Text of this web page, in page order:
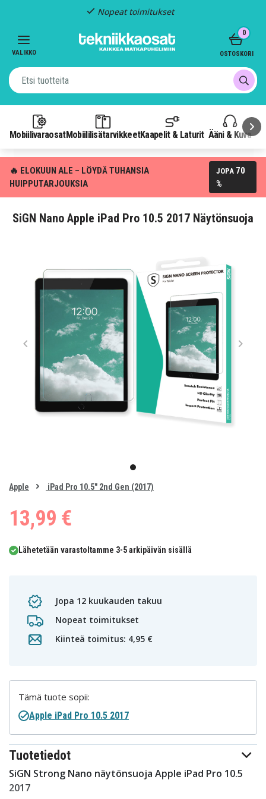
Nopeat toimitukset
VALIKKO
MobiilivaraosatMobiililisätarvikkeetKaapelit & Laturit Ääni & Kuva
0
OSTOSKORI
🔥 ELOKUUN ALE – LÖYDÄ TUHANSIA
HUIPPUTARJOUKSIA
JOPA 70
%
SiGN Nano Apple iPad Pro 10.5 2017 Näytönsuoja
item
0
of
Apple iPad Pro 10.5" 2nd Gen (2017)
13,99 €
Lähetetään varastoltamme 3-5 arkipäivän sisällä
Jopa 12 kuukauden takuu
Nopeat toimitukset
Kiinteä toimitus: 4,95 €
Tuotetiedot
SiGN Strong Nano näytönsuoja Apple iPad Pro 10.5
2017
Tämä tuote sopii:
Apple iPad Pro 10.5 2017